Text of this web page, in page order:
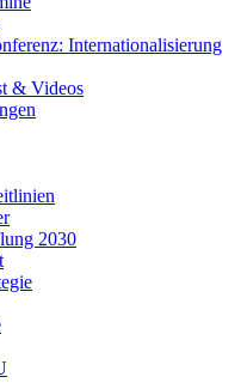
Internationalisierung
& Videos
2030